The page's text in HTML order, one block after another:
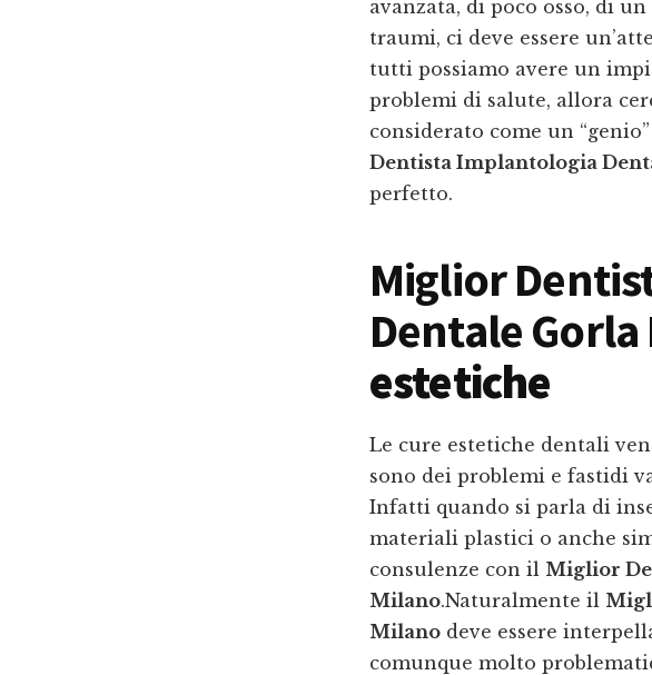
avanzata, di poco osso, di
traumi, ci deve essere
tutti possiamo avere un
problemi di salute, allora
considerato come un
Dentista Implantologia
perfetto.
Miglior
Dentale
estetiche
Le cure estetiche dentali
sono dei problemi e fastidi
Infatti quando si parla di
materiali plastici o anche
consulenze con il Miglior
Milano.Naturalmente il
Milano deve essere
comunque molto